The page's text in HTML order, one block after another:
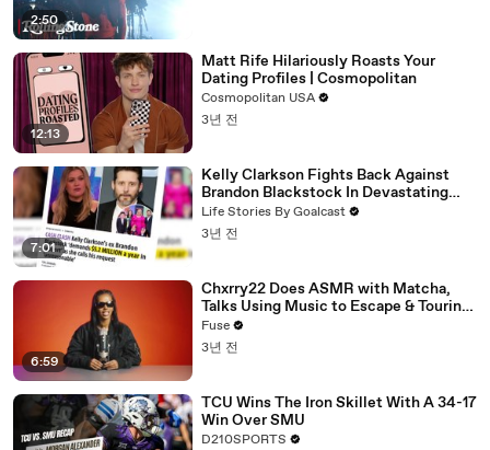
2:50
12:13
Matt Rife Hilariously Roasts Your
Dating Profiles | Cosmopolitan
Cosmopolitan USA
3년 전
7:01
Kelly Clarkson Fights Back Against
Brandon Blackstock In Devastating
Divorce Battle
Life Stories By Goalcast
3년 전
6:59
Chxrry22 Does ASMR with Matcha,
Talks Using Music to Escape & Touring
with The Weeknd
Fuse
3년 전
TCU Wins The Iron Skillet With A 34-17
Win Over SMU
D210SPORTS